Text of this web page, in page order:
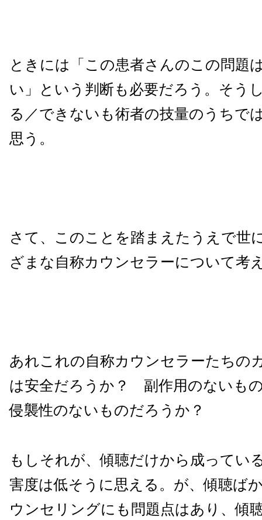
ときには「この患者さんのこの問題
い」という判断も必要だろう。そう
る／できないも術者の技量のうちで
思う。
さて、このことを踏まえたうえで世
ざまな自称カウンセラーについて考
あれこれの自称カウンセラーたちの
は安全だろうか？ 副作用のない
侵襲性のないものだろうか？
もしそれが、傾聴だけから成ってい
害度は低そうに思える。が、傾聴ば
ウンセリングにも問題点はあり、傾